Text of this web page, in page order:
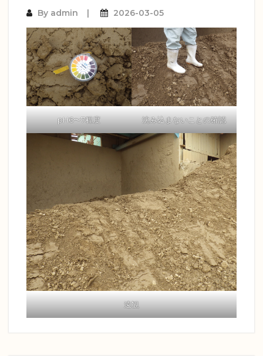
By admin 2026-03-05
pH6〜7程度 沈み込まないことの確認
遠観